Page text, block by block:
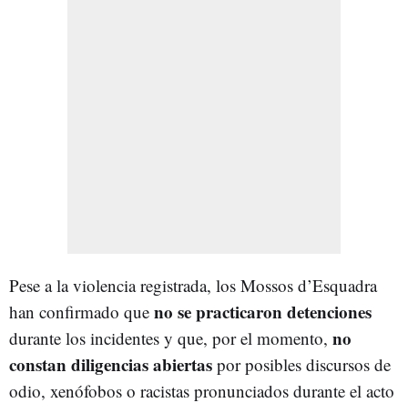
Pese a la violencia registrada, los Mossos d’Esquadra
han confirmado que no se practicaron detenciones
durante los incidentes y que, por el momento, no
constan diligencias abiertas por posibles discursos de
odio, xenófobos o racistas pronunciados durante el acto